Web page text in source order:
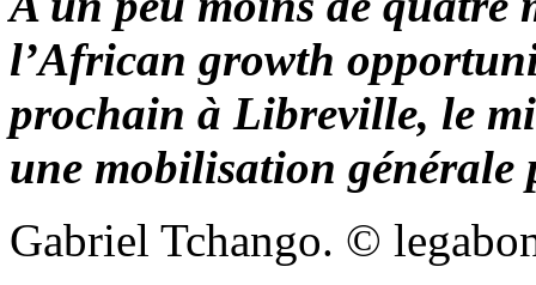
l’African growth
prochain à Libreville, le
une mobilisation générale
Gabriel Tchango. ©